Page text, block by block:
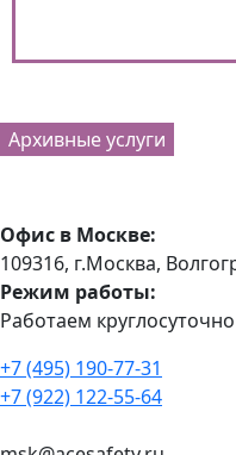
Архивные услуги
Офис в Москве:
109316, г.Москва,
Режим работы:
Работаем круглосуточно
+7 (495) 190-77-31
+7 (922) 122-55-64